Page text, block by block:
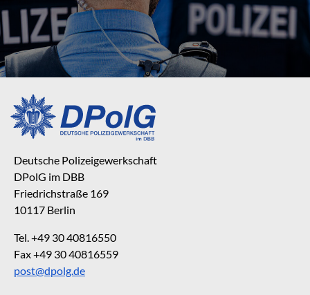
Deutsche Polizeigewerkschaft
DPolG im DBB
Friedrichstraße 169
10117 Berlin
Tel. +49 30 40816550
Fax +49 30 40816559
post@dpolg.de